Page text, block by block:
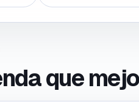
que